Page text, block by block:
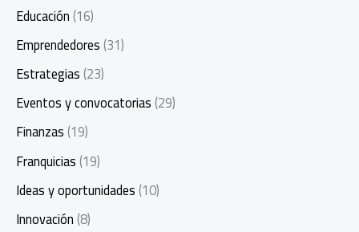
Educación(16)
Emprendedores(31)
Estrategias(23)
Eventos y convocatorias(29)
Finanzas(19)
Franquicias(19)
Ideas y oportunidades(10)
Innovación(8)